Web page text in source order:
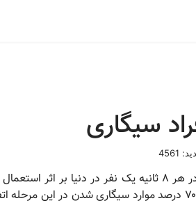
سیگاری
4561
تحقیقات سازمان بهداشت جهانی نشان داده است که